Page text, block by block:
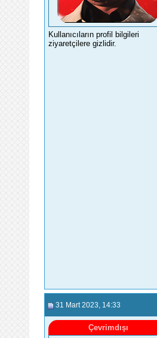
Kullanıcıların profil bilgileri
ziyaretçilere gizlidir.
31 Mart 2023 , 14:33
Çevrimdışı